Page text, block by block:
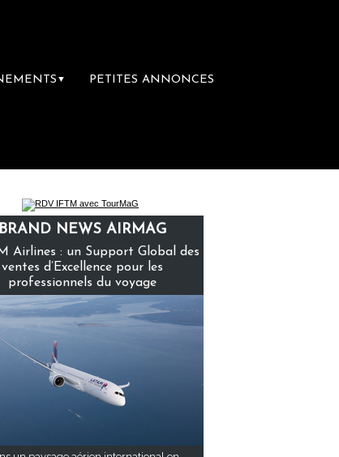
▼ PETITES ANNONCES
librairie du voyage
BRAND NEWS AIRMAG
Airlines : un Support Global des
ventes d’Excellence pour les
professionnels du voyage